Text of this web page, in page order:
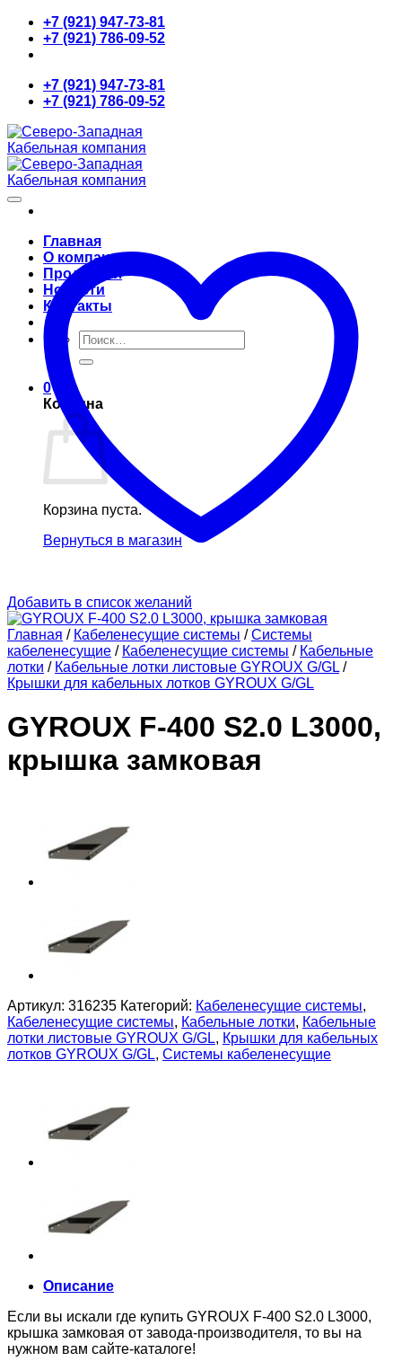
Skip
content
+7 (921) 947-73-81
+7 (921) 786-09-52
+7 (921) 947-73-81
+7 (921) 786-09-52
Главная
О компании
Продукция
Новости
Контакты
Искать:
0
Корзина
Корзина пуста.
Вернуться в магазин
Добавить в список желаний
Главная / Кабеленесущие системы / Системы
кабеленесущие / Кабеленесущие системы / Кабельные
лотки / Кабельные лотки листовые GYROUX G/GL /
Крышки для кабельных лотков GYROUX G/GL
GYROUX F-400 S2.0 L3000,
крышка замковая
Артикул: 316235 Категорий: Кабеленесущие системы,
Кабеленесущие системы, Кабельные лотки, Кабельные
лотки листовые GYROUX G/GL, Крышки для кабельных
лотков GYROUX G/GL, Системы кабеленесущие
Описание
Если вы искали где купить GYROUX F-400 S2.0 L3000,
крышка замковая от завода-производителя, то вы на
нужном вам сайте-каталоге!